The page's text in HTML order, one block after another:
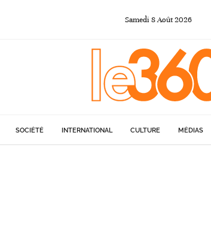
Samedi 8Août2026
SOCIÉTÉ INTERNATIONAL CULTURE MÉDIAS